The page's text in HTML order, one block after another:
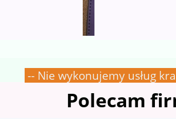
-- Nie wykonujemy usług
Polecam